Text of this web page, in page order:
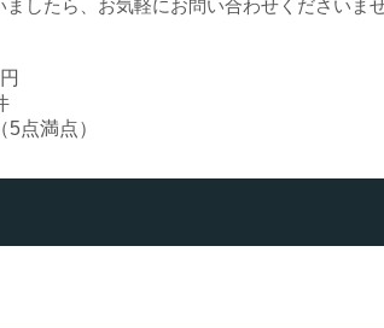
したら、お気軽にお問い合わせくださいませ
点満点）